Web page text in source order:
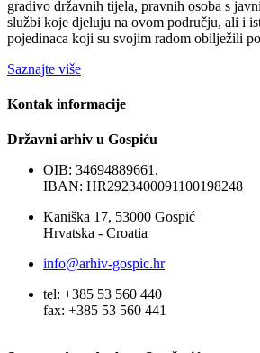
gradivo državnih tijela, pravnih osoba s
službi koje djeluju na ovom području, ali i
pojedinaca koji su svojim radom obilježili
Saznajte više
Kontak informacije
Državni arhiv u Gospiću
OIB: 34694889661,
IBAN: HR2923400091100198248
Kaniška 17, 53000 Gospić
Hrvatska - Croatia
info@arhiv-gospic.hr
tel: +385 53 560 440
fax: +385 53 560 441